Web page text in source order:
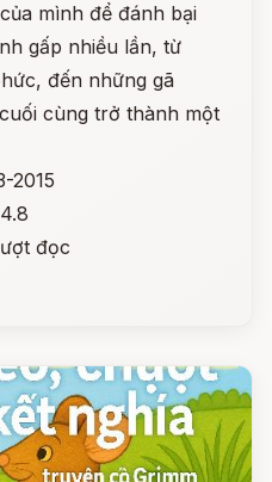
mình để đánh bại
gấp nhiều lần, từ
đến những gã
cùng trở thành một
2015
đọc